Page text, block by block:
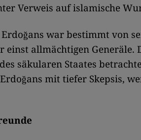
Verweis auf islamische
war bestimmt von
einst allmächtigen Generäle.
säkularen Staates
mit tiefer Skepsis,